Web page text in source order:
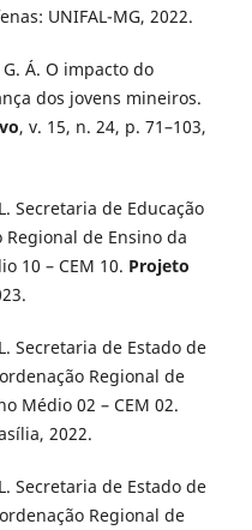
UNIFAL-MG, 2022.
G. Á. O impacto do
dos jovens mineiros.
, v. 15, n. 24, p. 71–103,
Secretaria de Educação
de Ensino da
10 – CEM 10. Projeto
Secretaria de Estado de
Regional de
Médio 02 – CEM 02.
2022.
Secretaria de Estado de
Regional de